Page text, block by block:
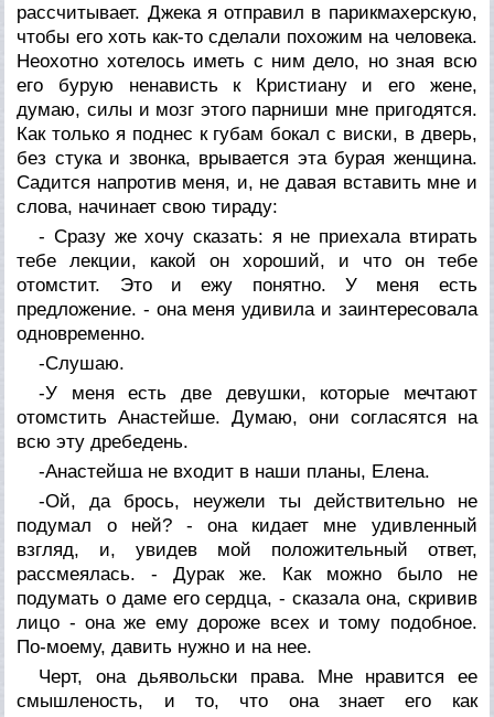
рассчитывает. Джека я отправил в парикмахерскую,
чтобы его хоть как-то сделали похожим на человека.
Неохотно хотелось иметь с ним дело, но зная всю
его бурую ненависть к Кристиану и его жене,
думаю, силы и мозг этого парниши мне пригодятся.
Как только я поднес к губам бокал с виски, в дверь,
без стука и звонка, врывается эта бурая женщина.
Садится напротив меня, и, не давая вставить мне и
слова, начинает свою тираду:
- Сразу же хочу сказать: я не приехала втирать
тебе лекции, какой он хороший, и что он тебе
отомстит. Это и ежу понятно. У меня есть
предложение. - она меня удивила и заинтересовала
одновременно.
-Слушаю.
-У меня есть две девушки, которые мечтают
отомстить Анастейше. Думаю, они согласятся на
всю эту дребедень.
-Анастейша не входит в наши планы, Елена.
-Ой, да брось, неужели ты действительно не
подумал о ней? - она кидает мне удивленный
взгляд, и, увидев мой положительный ответ,
рассмеялась. - Дурак же. Как можно было не
подумать о даме его сердца, - сказала она, скривив
лицо - она же ему дороже всех и тому подобное.
По-моему, давить нужно и на нее.
Черт, она дьявольски права. Мне нравится ее
смышленость, и то, что она знает его как